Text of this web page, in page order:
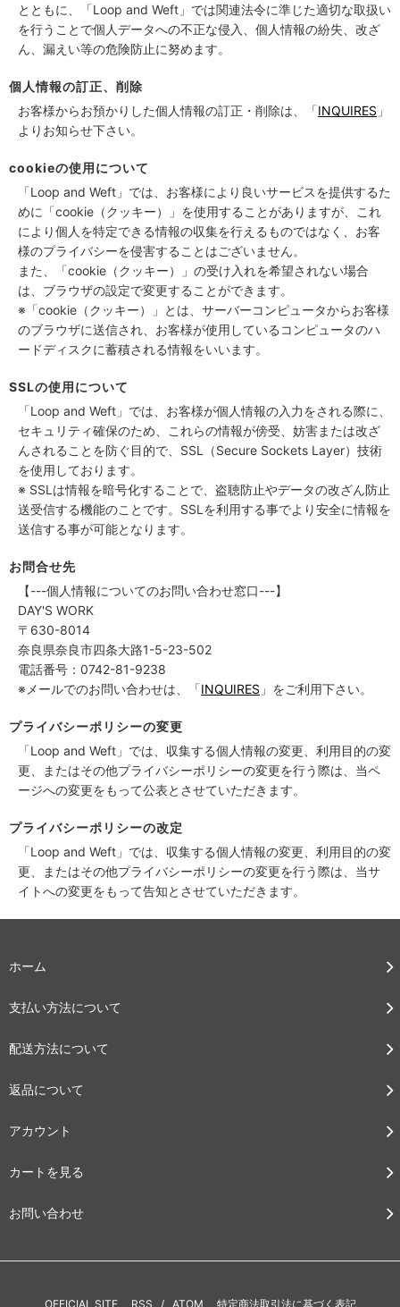
とともに、「Loop and Weft」では関連法令に準じた適切な取扱い
を行うことで個人データへの不正な侵入、個人情報の紛失、改ざ
ん、漏えい等の危険防止に努めます。
個人情報の訂正、削除
お客様からお預かりした個人情報の訂正・削除は、「INQUIRES 」
よりお知らせ下さい。
cookieの使用について
「Loop and Weft」では、お客様により良いサービスを提供するた
めに「cookie（クッキー）」を使用することがありますが、これ
により個人を特定できる情報の収集を行えるものではなく、お客
様のプライバシーを侵害することはございません。
また、「cookie（クッキー）」の受け入れを希望されない場合
は、ブラウザの設定で変更することができます。
※「cookie（クッキー）」とは、サーバーコンピュータからお客様
のブラウザに送信され、お客様が使用しているコンピュータのハ
ードディスクに蓄積される情報をいいます。
SSLの使用について
「Loop and Weft」では、お客様が個人情報の入力をされる際に、
セキュリティ確保のため、これらの情報が傍受、妨害または改ざ
んされることを防ぐ目的で、SSL（Secure Sockets Layer）技術
を使用しております。
※ SSLは情報を暗号化することで、盗聴防止やデータの改ざん防止
送受信する機能のことです。SSLを利用する事でより安全に情報を
送信する事が可能となります。
お問合せ先
【---個人情報についてのお問い合わせ窓口---】
DAY'S WORK
〒630-8014
奈良県奈良市四条大路1-5-23-502
電話番号：0742-81-9238
※メールでのお問い合わせは、「INQUIRES 」をご利用下さい。
プライバシーポリシーの変更
「Loop and Weft」では、収集する個人情報の変更、利用目的の変
更、またはその他プライバシーポリシーの変更を行う際は、当ペ
ージへの変更をもって公表とさせていただきます。
プライバシーポリシーの改定
「Loop and Weft」では、収集する個人情報の変更、利用目的の変
更、またはその他プライバシーポリシーの変更を行う際は、当サ
イトへの変更をもって告知とさせていただきます。
ホーム
支払い方法について
配送方法について
返品について
アカウント
カートを見る
お問い合わせ
OFFICIAL SITE RSS / ATOM 特定商法取引法に基づく表記